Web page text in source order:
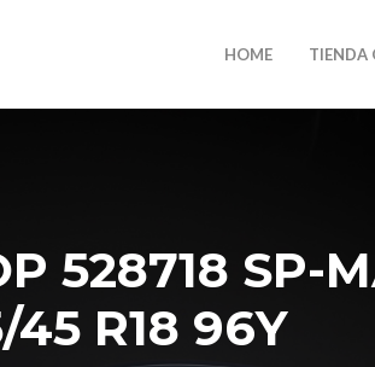
HOME TIENDA
528718 SP-
45 R18 96Y